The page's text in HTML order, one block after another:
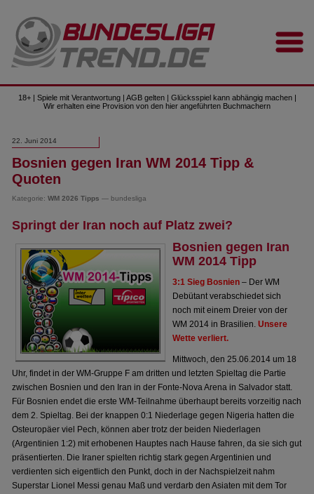
18+ | Spiele mit Verantwortung | AGB gelten | Glücksspiel kann abhängig machen |
Wir erhalten eine Provision von den hier angeführten Buchmachern
22. Juni 2014
Bosnien gegen Iran WM 2014 Tipp &
Quoten
Kategorie:WM 2026 Tipps — bundesliga
Springt der Iran noch auf Platz zwei?
Bosnien gegen Iran
WM 2014 Tipp
3:1 Sieg Bosnien – Der WM
Debütant verabschiedet sich
noch mit einem Dreier von der
WM 2014 in Brasilien.Unsere
Wette verliert.
Mittwoch, den 25.06.2014 um 18
Uhr, findet in der WM-Gruppe F am dritten und letzten Spieltag die Partie
zwischen Bosnien und den Iran in der Fonte-Nova Arena in Salvador statt.
Für Bosnien endet die erste WM-Teilnahme überhaupt bereits vorzeitig nach
dem 2. Spieltag. Bei der knappen 0:1 Niederlage gegen Nigeria hatten die
Osteuropäer viel Pech, können aber trotz der beiden Niederlagen
(Argentinien 1:2) mit erhobenen Hauptes nach Hause fahren, da sie sich gut
präsentierten. Die Iraner spielten richtig stark gegen Argentinien und
verdienten sich eigentlich den Punkt, doch in der Nachspielzeit nahm
Superstar Lionel Messi genau Maß und verdarb den Asiaten mit dem Tor